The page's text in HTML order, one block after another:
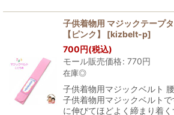
子供着物用 マジックテープ
【ピンク】
[kizbelt-p]
700円(税込)
モール販売価格: 770円
在庫◎
子供着物用マジックベルト
子供着物用マジックベルト
に伸びてほどよく締まり着